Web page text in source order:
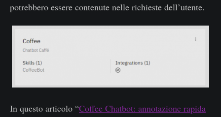
potrebbero essere contenute nelle richieste dell’utente.
In questo articolo “Coffee Chatbot: annotazione rapida